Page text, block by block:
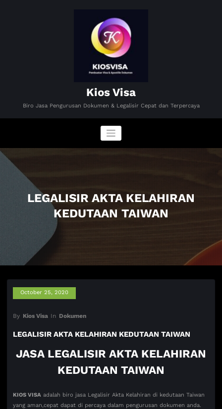
Kios Visa
Biro Jasa Pengurusan Dokumen & Legalisir Cepat dan Terpercaya
LEGALISIR AKTA KELAHIRAN
KEDUTAAN TAIWAN
October 25, 2020
By Kios Visa In Dokumen
LEGALISIR AKTA KELAHIRAN KEDUTAAN TAIWAN
JASA LEGALISIR AKTA KELAHIRAN
KEDUTAAN TAIWAN
KIOS VISA adalah biro jasa Legalisir Akta Kelahiran di kedutaan Taiwan
yang aman,cepat dapat di percaya dalam pengurusan dokumen anda.